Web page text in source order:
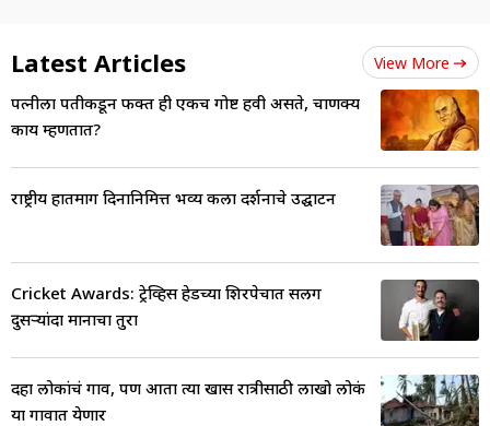
Latest Articles View More
पत्नीला पतीकडून फक्त ही एकच गोष्ट हवी असते, चाणक्य
काय म्हणतात?
राष्ट्रीय हातमाग दिनानिमित्त भव्य कला प्रदर्शनाचे उद्घाटन
Cricket Awards: ट्रेव्हिस हेडच्या शिरपेचात सलग
दुसऱ्यांदा मानाचा तुरा
दहा लोकांचं गाव, पण आता त्या खास रात्रीसाठी लाखो लोकं
या गावात येणार